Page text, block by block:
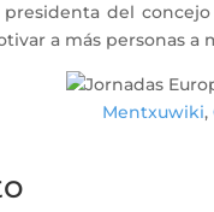
del
a más personas
Mentxuwiki,